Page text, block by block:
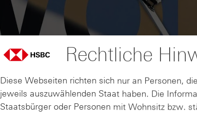
Rechtliche
Diese Webseiten richten sich nur an Personen,
jeweils auszuwählenden Staat haben. Die
Staatsbürger oder Personen mit Wohnsitz bzw.